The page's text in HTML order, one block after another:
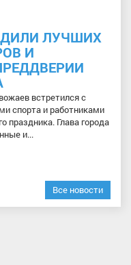
ЛУЧШИХ
И
встретился с
спорта и работниками
праздника. Глава города
и...
Все новости